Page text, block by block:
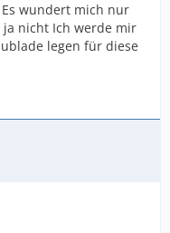
wundert mich nur
nicht Ich werde mir
legen für diese